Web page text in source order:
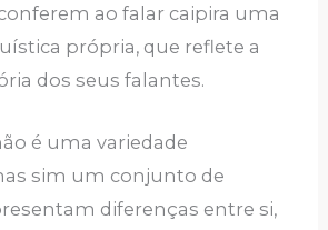
ao falar caipira uma
própria, que reflete a
dos seus falantes.
é uma variedade
sim um conjunto de
diferenças entre si,